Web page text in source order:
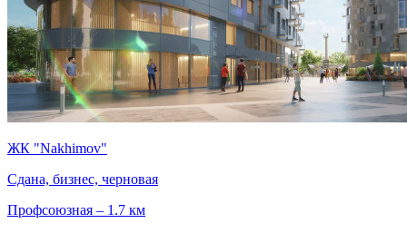
ЖК "Nakhimov"
Сдана, бизнес, черновая
Профсоюзная – 1.7 км